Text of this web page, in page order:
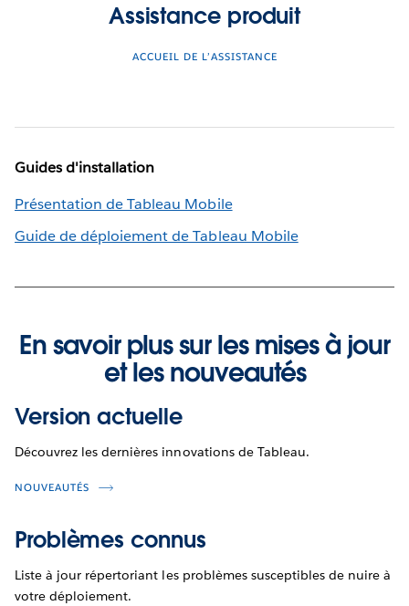
Assistance produit
ACCUEIL DE L’ASSISTANCE
Guides d'installation
Présentation de Tableau Mobile
Guide de déploiement de Tableau Mobile
En savoir plus sur les mises à jour
et les nouveautés
Version actuelle
Découvrez les dernières innovations de Tableau.
NOUVEAUTÉS
Problèmes connus
Liste à jour répertoriant les problèmes susceptibles de nuire à
votre déploiement.